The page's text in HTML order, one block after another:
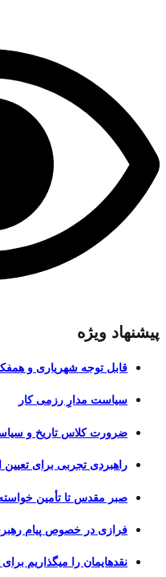
پیشنهاد ویژه
قابل توجه شهریاری و
سیاست مدارِ رزمی کار
ضرورت کلاس تاریخ و
راهبردی تجربی برای
صبر مقدس تا تأمین
فرازی در خصوص پیام
نقدهایمان را میگذاریم